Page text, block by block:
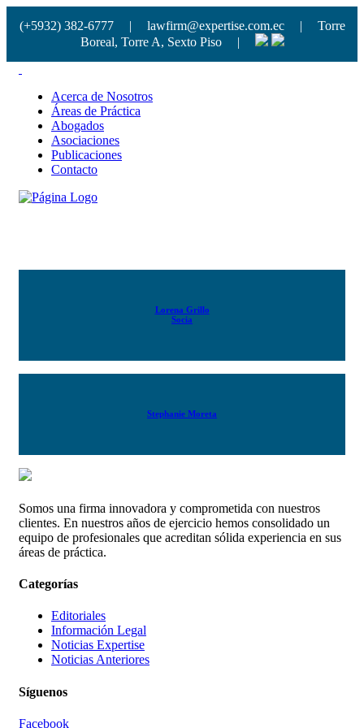
(+5932) 382-6777 | lawfirm@expertise.com.ec |
Torre
Boreal, Torre A, Sexto Piso
|
Acerca de Nosotros
Áreas de Práctica
Abogados
Asociaciones
Publicaciones
Contacto
Lorena Grillo
Socia
Stephanie Moreta
Somos una firma innovadora y comprometida con nuestros
clientes. En nuestros años de ejercicio hemos consolidado un
equipo de profesionales que acreditan sólida experiencia en sus
áreas de práctica.
Categorías
Editoriales
Información Legal
Noticias Expertise
Noticias Anteriores
Síguenos
Facebook